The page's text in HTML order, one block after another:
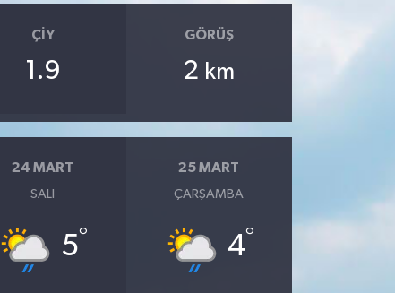
ÇIY
1.9
GÖRÜŞ
2 km
24 MART
SALI
5°
25 MART
ÇARŞAMBA
4°